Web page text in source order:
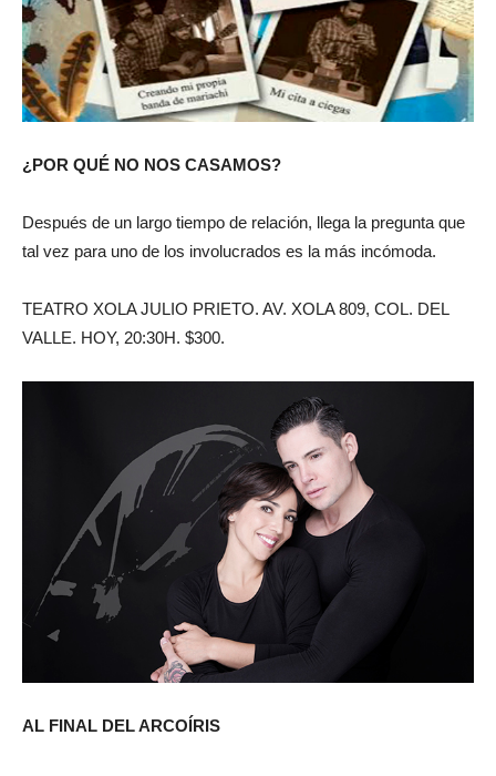
¿POR QUÉ NO NOS CASAMOS?
Después de un largo tiempo de relación, llega la pregunta que
tal vez para uno de los involucrados es la más incómoda.
TEATRO XOLA JULIO PRIETO. AV. XOLA 809, COL. DEL
VALLE. HOY, 20:30H. $300.
AL FINAL DEL ARCOÍRIS